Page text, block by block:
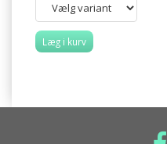
Læg i kurv